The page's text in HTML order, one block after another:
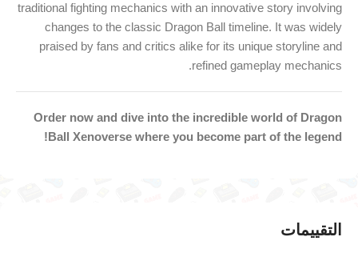
traditional fighting mechanics with an innovative story involving
changes to the classic Dragon Ball timeline. It was widely
praised by fans and critics alike for its unique storyline and
refined gameplay mechanics.
Order now and dive into the incredible world of Dragon
Ball Xenoverse where you become part of the legend!
التقييمات